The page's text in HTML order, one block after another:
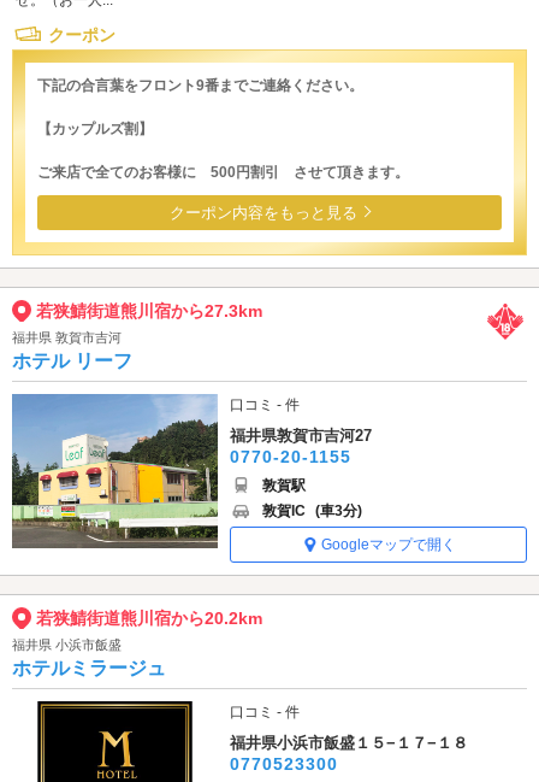
クーポン
下記の合言葉をフロント9番までご連絡ください。
【カップルズ割】
ご来店で全てのお客様に 500円割引 させて頂きます。
クーポン内容をもっと見る
若狭鯖街道熊川宿から27.3km
福井県 敦賀市吉河
ホテル リーフ
口コミ - 件
福井県敦賀市吉河27
0770-20-1155
敦賀駅
敦賀IC (車3分)
Googleマップで開く
若狭鯖街道熊川宿から20.2km
福井県 小浜市飯盛
ホテルミラージュ
口コミ - 件
福井県小浜市飯盛１５−１７−１８
0770523300